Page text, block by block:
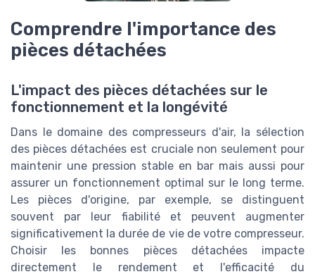
Comprendre l'importance des
pièces détachées
L'impact des pièces détachées sur le
fonctionnement et la longévité
Dans le domaine des compresseurs d'air, la sélection
des pièces détachées est cruciale non seulement pour
maintenir une pression stable en bar mais aussi pour
assurer un fonctionnement optimal sur le long terme.
Les pièces d'origine, par exemple, se distinguent
souvent par leur fiabilité et peuvent augmenter
significativement la durée de vie de votre compresseur.
Choisir les bonnes pièces détachées impacte
directement le rendement et l'efficacité du